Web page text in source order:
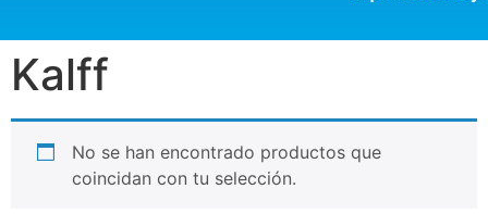
Kalff
No se han encontrado productos que
coincidan con tu selección.